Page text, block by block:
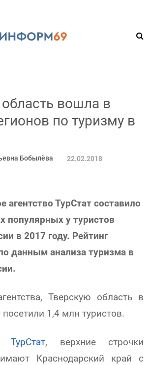
вошла в
по туризму в
Бобылёва 22.02.2018
агентство ТурСтат составило
популярных у туристов
в 2017 году. Рейтинг
данным анализа туризма в
Тверскую область в
1,4 млн туристов.
ТурСтат, верхние строчки
Краснодарский край с